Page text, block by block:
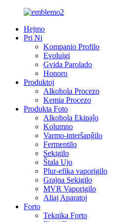
Hejmo
Pri Ni
Kompanio Profilo
Evoluigi
Gvida Parolado
Honoro
Produktoj
Alkohola Procezo
Kemia Procezo
Produkta Foto
Alkohola Ekipaĵo
Kolumno
Varmo-interŝanĝilo
Fermentilo
Sekigilo
Ŝtala Ujo
Plur-efika vaporigilo
Grajna Sekigilo
MVR Vaporigilo
Aliaj Aparatoj
Forto
Teknika Forto